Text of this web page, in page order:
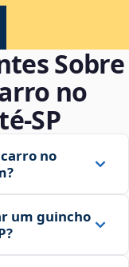
Sobre
no
no
um guincho